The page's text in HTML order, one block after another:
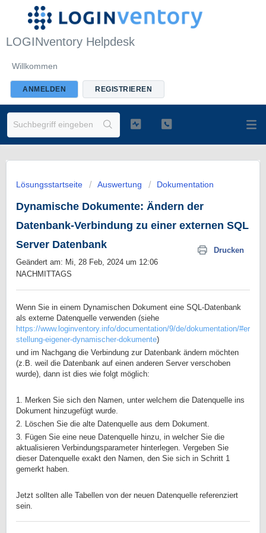
LOGINventory Helpdesk
Willkommen
ANMELDEN REGISTRIEREN
Lösungsstartseite Auswertung Dokumentation
Dynamische Dokumente: Ändern der
Datenbank-Verbindung zu einer externen SQL
Server Datenbank
Drucken
Geändert am: Mi, 28 Feb, 2024 um 12:06
NACHMITTAGS
Wenn Sie in einem Dynamischen Dokument eine SQL-Datenbank
als externe Datenquelle verwenden (siehe
https://www.loginventory.info/documentation/9/de/dokumentation/#er
stellung-eigener-dynamischer-dokumente)
und im Nachgang die Verbindung zur Datenbank ändern möchten
(z.B. weil die Datenbank auf einen anderen Server verschoben
wurde), dann ist dies wie folgt möglich:
1. Merken Sie sich den Namen, unter welchem die Datenquelle ins
Dokument hinzugefügt wurde.
2. Löschen Sie die alte Datenquelle aus dem Dokument.
3. Fügen Sie eine neue Datenquelle hinzu, in welcher Sie die
aktualisieren Verbindungsparameter hinterlegen. Vergeben Sie
dieser Datenquelle exakt den Namen, den Sie sich in Schritt 1
gemerkt haben.
Jetzt sollten alle Tabellen von der neuen Datenquelle referenziert
sein.